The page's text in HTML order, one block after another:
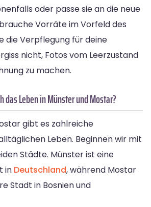
oder passe sie an die neue
Vorräte im Vorfeld des
die Verpflegung für deine
nicht, Fotos vom Leerzustand
zu machen.
das Leben in Münster und Mostar?
gibt es zahlreiche
Leben. Beginnen wir mit
Städte. Münster ist eine
in Deutschland, während Mostar
Stadt in Bosnien und